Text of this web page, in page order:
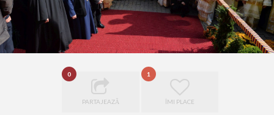
0
PARTAJEAZĂ
1
ÎMI PLACE